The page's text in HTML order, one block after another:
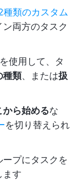
種類のカスタム
両方のタスク
を使用して、タ
種類、または扱
から始めるな
を切り替えられ
プにタスクを
ます